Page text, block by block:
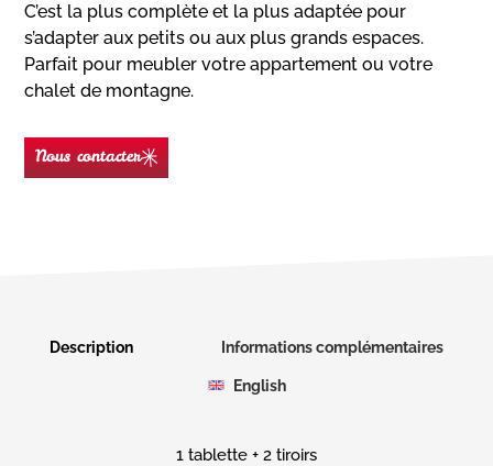
C’est la plus complète et la plus adaptée pour
s’adapter aux petits ou aux plus grands espaces.
Parfait pour meubler votre appartement ou votre
chalet de montagne.
Nous contacter
Description Informations complémentaires
English
1 tablette + 2 tiroirs